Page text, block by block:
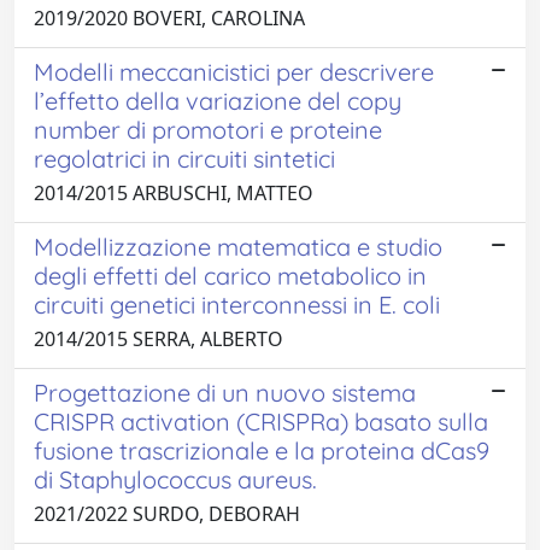
2019/2020 BOVERI, CAROLINA
Modelli meccanicistici per descrivere
l’effetto della variazione del copy
number di promotori e proteine
regolatrici in circuiti sintetici
2014/2015 ARBUSCHI, MATTEO
Modellizzazione matematica e studio
degli effetti del carico metabolico in
circuiti genetici interconnessi in E. coli
2014/2015 SERRA, ALBERTO
Progettazione di un nuovo sistema
CRISPR activation (CRISPRa) basato sulla
fusione trascrizionale e la proteina dCas9
di Staphylococcus aureus.
2021/2022 SURDO, DEBORAH